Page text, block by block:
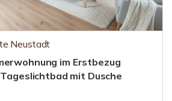
Neustadt
im Erstbezug
mit Dusche